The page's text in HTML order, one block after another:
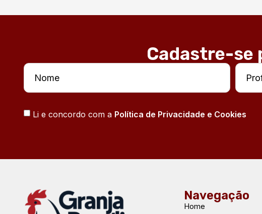
Cadastre-se
Li e concordo com a Política de Privacidade e Cookies
Navegação
Home